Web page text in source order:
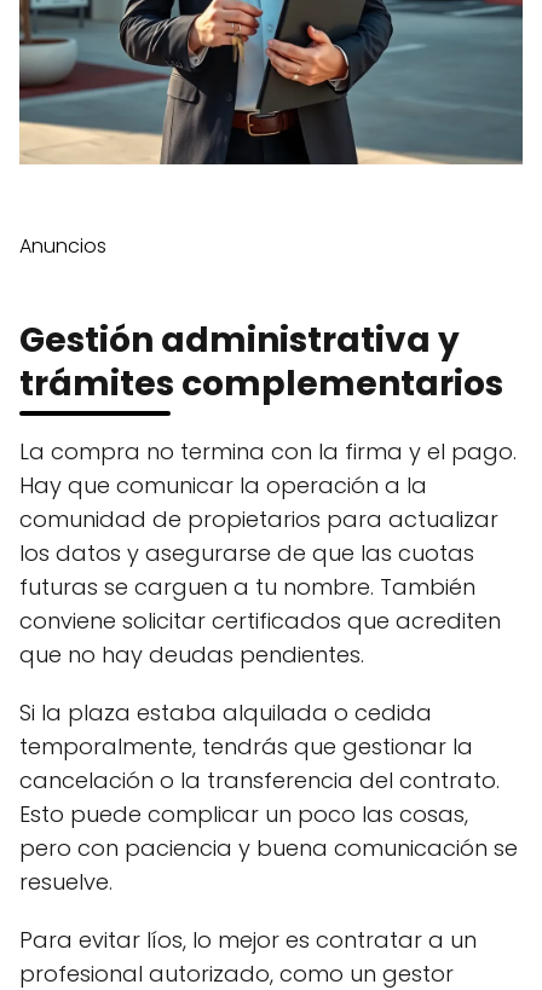
Anuncios
Gestión administrativa y
trámites complementarios
La compra no termina con la firma y el pago.
Hay que comunicar la operación a la
comunidad de propietarios para actualizar
los datos y asegurarse de que las cuotas
futuras se carguen a tu nombre. También
conviene solicitar certificados que acrediten
que no hay deudas pendientes.
Si la plaza estaba alquilada o cedida
temporalmente, tendrás que gestionar la
cancelación o la transferencia del contrato.
Esto puede complicar un poco las cosas,
pero con paciencia y buena comunicación se
resuelve.
Para evitar líos, lo mejor es contratar a un
profesional autorizado, como un gestor